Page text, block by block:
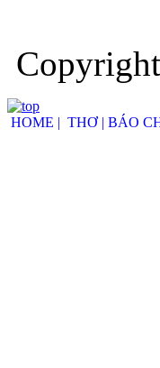
HOME | THƠ | BÁO